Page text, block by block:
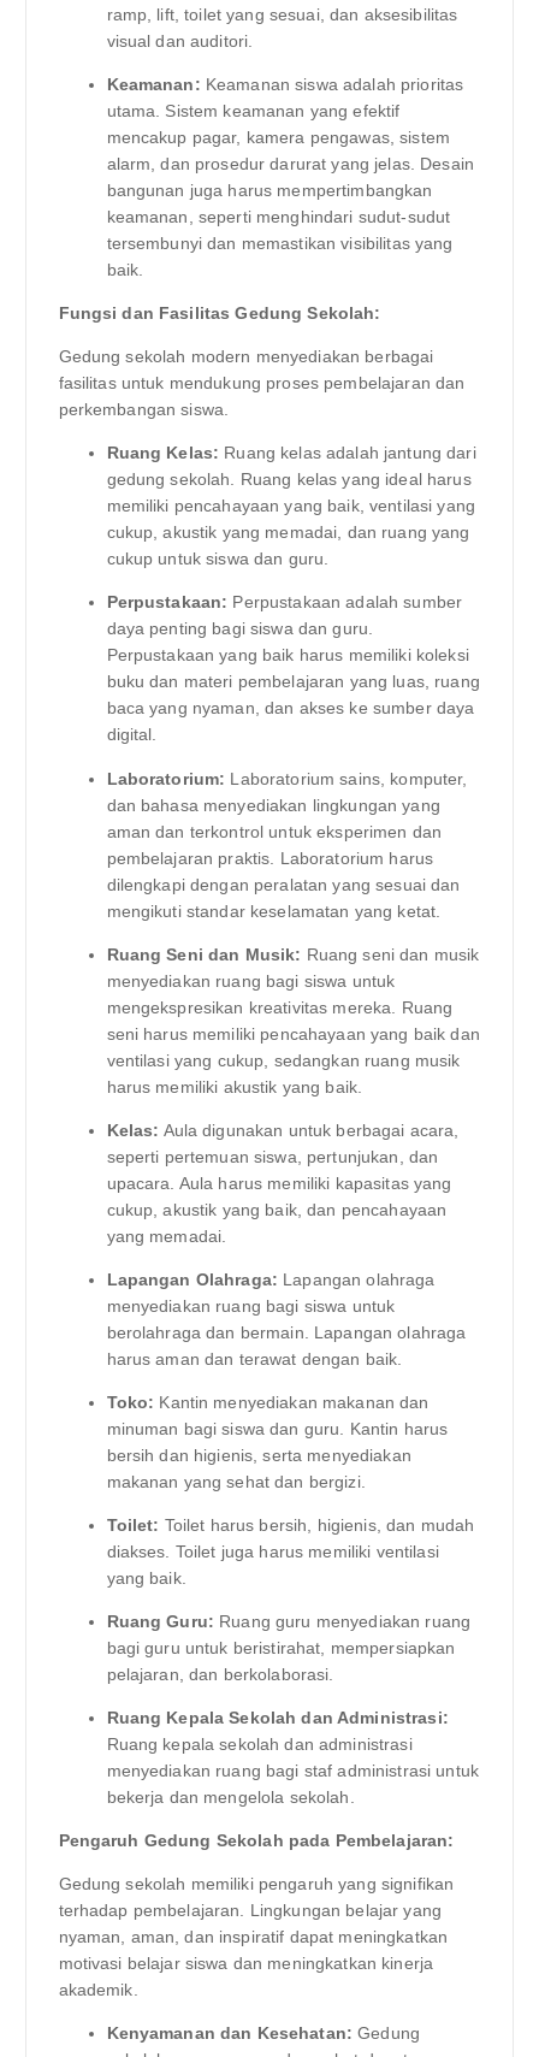
ramp, lift, toilet yang sesuai, dan aksesibilitas
visual dan auditori.
Keamanan: Keamanan siswa adalah prioritas
utama. Sistem keamanan yang efektif
mencakup pagar, kamera pengawas, sistem
alarm, dan prosedur darurat yang jelas. Desain
bangunan juga harus mempertimbangkan
keamanan, seperti menghindari sudut-sudut
tersembunyi dan memastikan visibilitas yang
baik.
Fungsi dan Fasilitas Gedung Sekolah:
Gedung sekolah modern menyediakan berbagai
fasilitas untuk mendukung proses pembelajaran dan
perkembangan siswa.
Ruang Kelas: Ruang kelas adalah jantung dari
gedung sekolah. Ruang kelas yang ideal harus
memiliki pencahayaan yang baik, ventilasi yang
cukup, akustik yang memadai, dan ruang yang
cukup untuk siswa dan guru.
Perpustakaan: Perpustakaan adalah sumber
daya penting bagi siswa dan guru.
Perpustakaan yang baik harus memiliki koleksi
buku dan materi pembelajaran yang luas, ruang
baca yang nyaman, dan akses ke sumber daya
digital.
Laboratorium: Laboratorium sains, komputer,
dan bahasa menyediakan lingkungan yang
aman dan terkontrol untuk eksperimen dan
pembelajaran praktis. Laboratorium harus
dilengkapi dengan peralatan yang sesuai dan
mengikuti standar keselamatan yang ketat.
Ruang Seni dan Musik: Ruang seni dan musik
menyediakan ruang bagi siswa untuk
mengekspresikan kreativitas mereka. Ruang
seni harus memiliki pencahayaan yang baik dan
ventilasi yang cukup, sedangkan ruang musik
harus memiliki akustik yang baik.
Kelas: Aula digunakan untuk berbagai acara,
seperti pertemuan siswa, pertunjukan, dan
upacara. Aula harus memiliki kapasitas yang
cukup, akustik yang baik, dan pencahayaan
yang memadai.
Lapangan Olahraga: Lapangan olahraga
menyediakan ruang bagi siswa untuk
berolahraga dan bermain. Lapangan olahraga
harus aman dan terawat dengan baik.
Toko: Kantin menyediakan makanan dan
minuman bagi siswa dan guru. Kantin harus
bersih dan higienis, serta menyediakan
makanan yang sehat dan bergizi.
Toilet: Toilet harus bersih, higienis, dan mudah
diakses. Toilet juga harus memiliki ventilasi
yang baik.
Ruang Guru: Ruang guru menyediakan ruang
bagi guru untuk beristirahat, mempersiapkan
pelajaran, dan berkolaborasi.
Ruang Kepala Sekolah dan Administrasi:
Ruang kepala sekolah dan administrasi
menyediakan ruang bagi staf administrasi untuk
bekerja dan mengelola sekolah.
Pengaruh Gedung Sekolah pada Pembelajaran:
Gedung sekolah memiliki pengaruh yang signifikan
terhadap pembelajaran. Lingkungan belajar yang
nyaman, aman, dan inspiratif dapat meningkatkan
motivasi belajar siswa dan meningkatkan kinerja
akademik.
Kenyamanan dan Kesehatan: Gedung